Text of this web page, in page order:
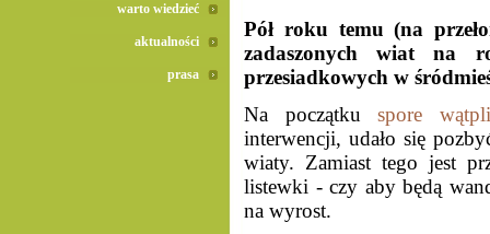
Pół roku temu (na
zadaszonych wiat na
przesiadkowych w
Na początkuspore
interwencji, udało się
wiaty. Zamiast tego jest
listewki - czy aby będą
na wyrost.
warto wiedzieć
aktualności
prasa